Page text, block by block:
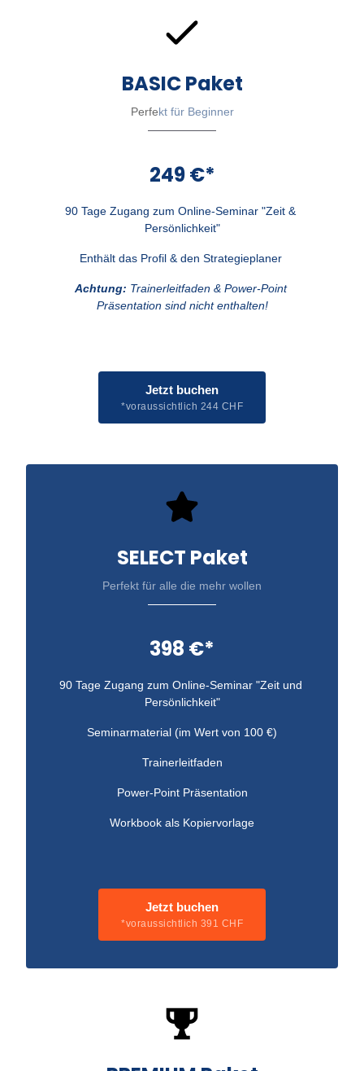
BASIC Paket
Perfekt für Beginner
249 €*
90 Tage Zugang zum Online-Seminar "Zeit &
Persönlichkeit"
Enthält das Profil & den Strategieplaner
Achtung: Trainerleitfaden & Power-Point
Präsentation sind nicht enthalten!
Jetzt buchen
*voraussichtlich 244 CHF
SELECT Paket
Perfekt für alle die mehr wollen
398 €*
90 Tage Zugang zum Online-Seminar "Zeit und
Persönlichkeit"
Seminarmaterial (im Wert von 100 €)
Trainerleitfaden
Power-Point Präsentation
Workbook als Kopiervorlage
Jetzt buchen
*voraussichtlich 391 CHF